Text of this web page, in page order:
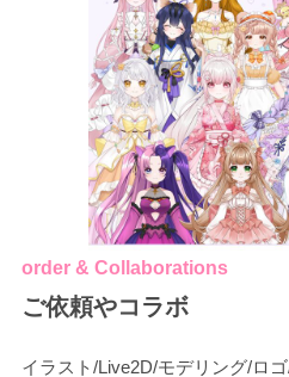
order & Collaborations
ご依頼やコラボ
イラスト/Live2D/モデリング/ロ